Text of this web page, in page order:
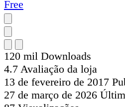
Free
120 mil Downloads
4.7 Avaliação da loja
13 de fevereiro de 2017
27 de março de 2026